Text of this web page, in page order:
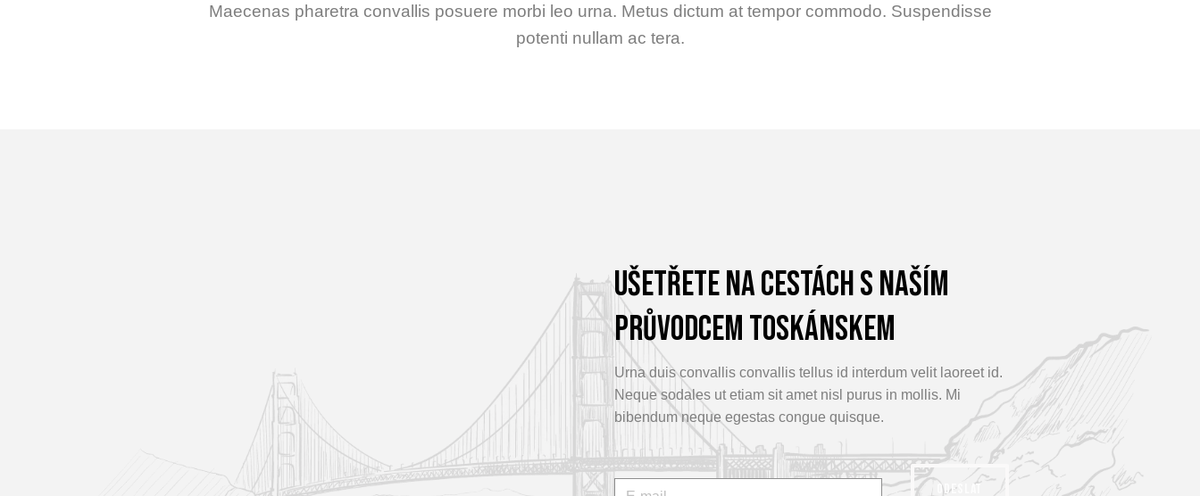
Maecenas pharetra convallis posuere morbi leo urna. Metus dictum at tempor commodo. Suspendisse
potenti nullam ac tera.
Ušetřete na cestách s naším
průvodcem Toskánskem
Urna duis convallis convallis tellus id interdum velit laoreet id.
Neque sodales ut etiam sit amet nisl purus in mollis. Mi
bibendum neque egestas congue quisque.
E- ODESLAT